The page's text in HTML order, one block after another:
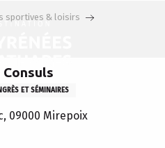
sportives & loisirs
ET SÉMINAIRES
09000 Mirepoix